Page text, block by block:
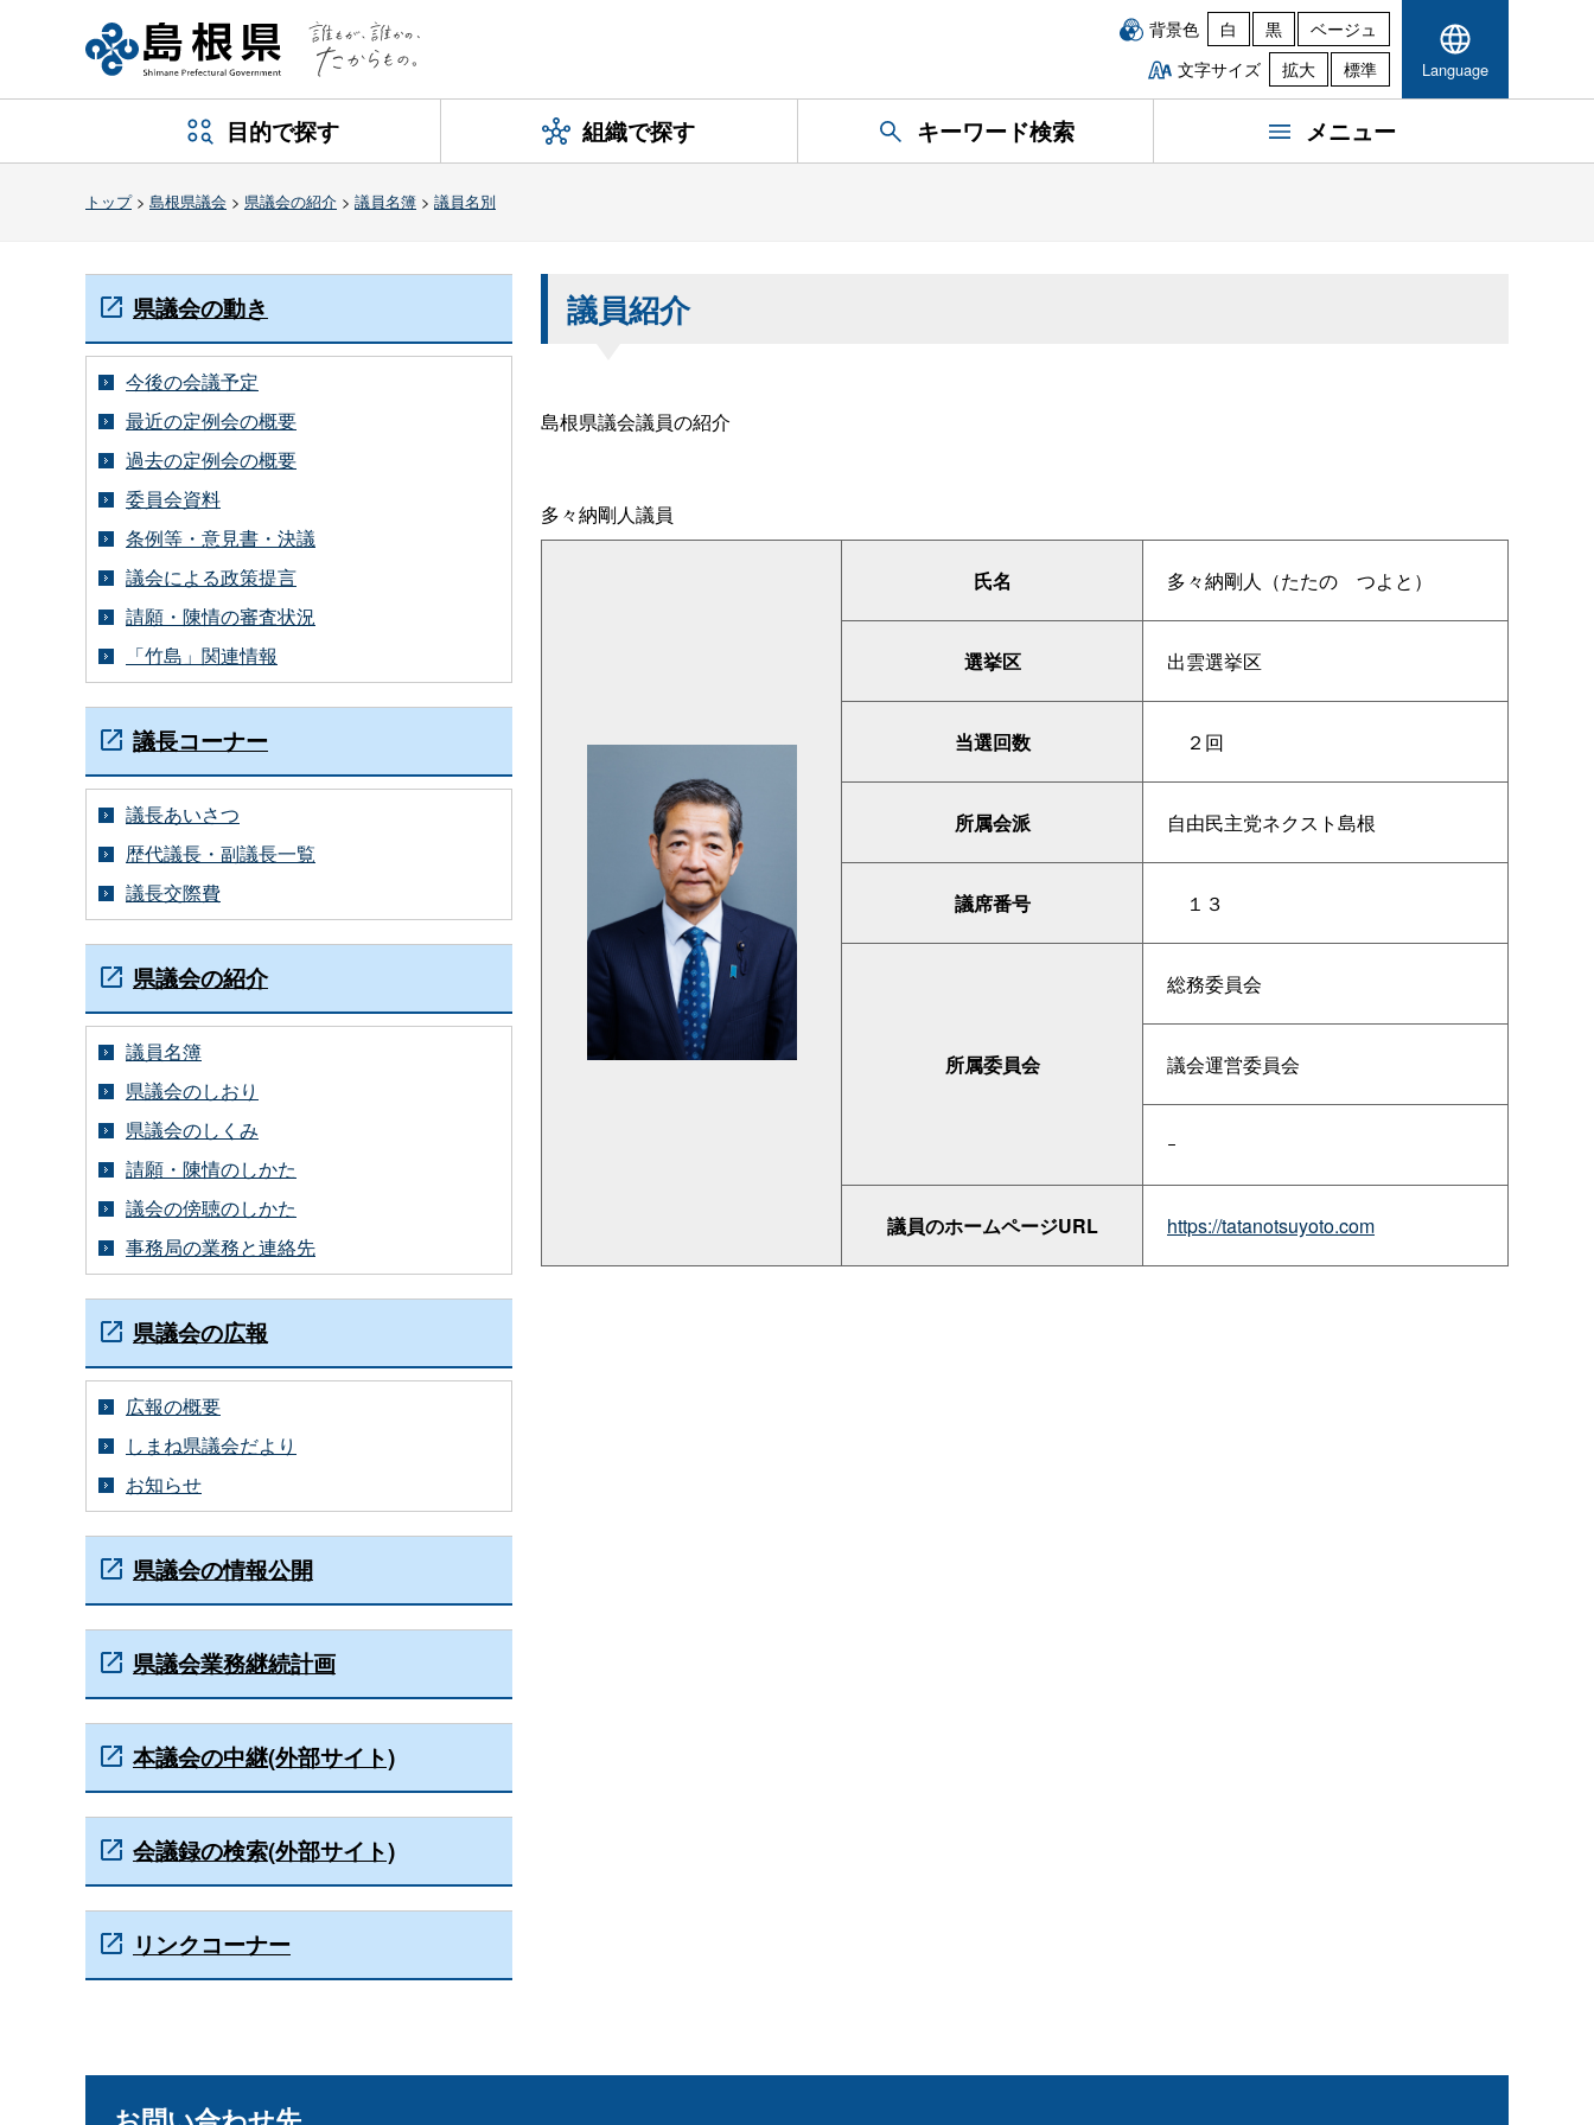
背景色 白 黒
ベージュ
文字サイズ
拡大 標準 Language
目的で探す 組織で探す キーワード検索 メニュー
トップ> 島根県議会 > 県議会の紹介 > 議員名簿 > 議員名別
議員紹介
島根県議会議員の紹介
多々納剛人議員
氏名 多々納剛人（たたの つよと）
選挙区 出雲選挙区
当選回数 ２回
所属会派 自由民主党ネクスト島根
議席番号 １３
所属委員会
総務委員会
議会運営委員会
ｰ
議員のホームページURL https://tatanotsuyoto.com
県議会の動き
今後の会議予定
最近の定例会の概要
過去の定例会の概要
委員会資料
条例等・意見書・決議
議会による政策提言
請願・陳情の審査状況
「竹島」関連情報
議長コーナー
議長あいさつ
歴代議長・副議長一覧
議長交際費
県議会の紹介
議員名簿
県議会のしおり
県議会のしくみ
請願・陳情のしかた
議会の傍聴のしかた
事務局の業務と連絡先
県議会の広報
広報の概要
しまね県議会だより
お知らせ
県議会の情報公開
県議会業務継続計画
本議会の中継(外部サイト)
会議録の検索(外部サイト)
リンクコーナー